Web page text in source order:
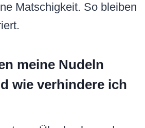
Matschigkeit. So bleiben
meine Nudeln
wie verhindere ich